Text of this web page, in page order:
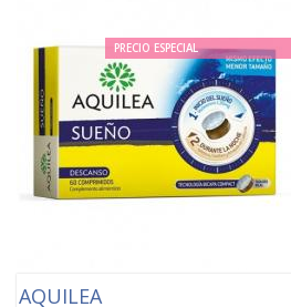
PRECIO ESPECIAL
AQUILEA